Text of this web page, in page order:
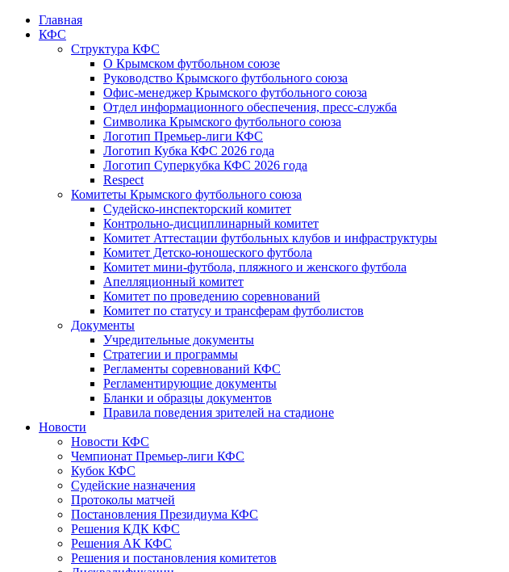
Главная
КФС
Структура КФС
О Крымском футбольном союзе
Руководство Крымского футбольного союза
Офис-менеджер Крымского футбольного союза
Отдел информационного обеспечения, пресс-служба
Символика Крымского футбольного союза
Логотип Премьер-лиги КФС
Логотип Кубка КФС 2026 года
Логотип Суперкубка КФС 2026 года
Respect
Комитеты Крымского футбольного союза
Судейско-инспекторский комитет
Контрольно-дисциплинарный комитет
Комитет Аттестации футбольных клубов и инфраструктуры
Комитет Детско-юношеского футбола
Комитет мини-футбола, пляжного и женского футбола
Апелляционный комитет
Комитет по проведению соревнований
Комитет по статусу и трансферам футболистов
Документы
Учредительные документы
Стратегии и программы
Регламенты соревнований КФС
Регламентирующие документы
Бланки и образцы документов
Правила поведения зрителей на стадионе
Новости
Новости КФС
Чемпионат Премьер-лиги КФС
Кубок КФС
Судейские назначения
Протоколы матчей
Постановления Президиума КФС
Решения КДК КФС
Решения АК КФС
Решения и постановления комитетов